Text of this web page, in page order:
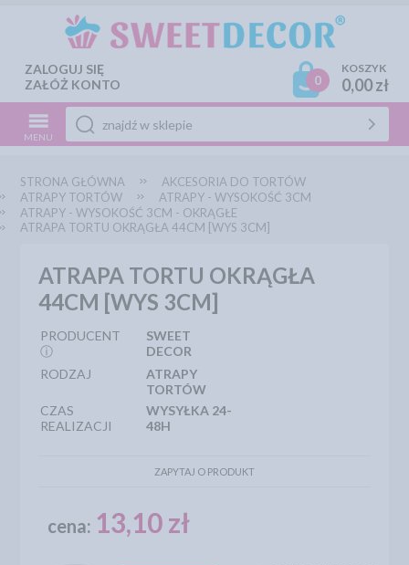
ZALOGUJ SIĘ
ZAŁÓŻ KONTO
0
KOSZYK
0,00 zł
MENU
STRONA GŁÓWNA
AKCESORIA DO TORTÓW
ATRAPY TORTÓW
ATRAPY - WYSOKOŚĆ 3CM
ATRAPY - WYSOKOŚĆ 3CM - OKRĄGŁE
ATRAPA TORTU OKRĄGŁA 44CM [WYS 3CM]
ATRAPA TORTU OKRĄGŁA
44CM [WYS 3CM]
PRODUCENT
ⓘ
SWEET
DECOR
RODZAJ
ATRAPY
TORTÓW
CZAS
REALIZACJI
WYSYŁKA 24-
48H
ZAPYTAJ O PRODUKT
cena: 13,10 zł